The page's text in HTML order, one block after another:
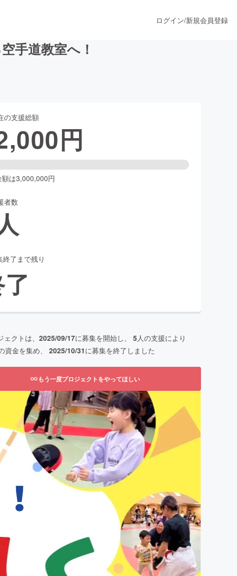
ファッション
ケア
ログイン/新規会員登録
手道教室へ！
の支援総額
円
額は3,000,000円
者数
終了まで残り
クトは、 2025/09/17に募集を開始し、 5人の支援により
資金を集め、 2025/10/31に募集を終了しました
もう一度プロジェクトをやってほしい